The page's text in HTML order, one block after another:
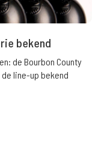
bekend
de Bourbon County
line-up bekend